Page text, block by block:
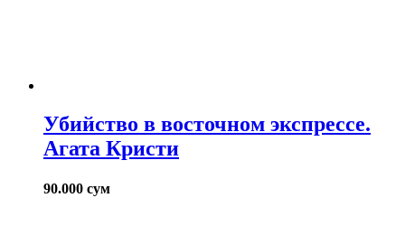
Убийство в восточном экспрессе.
Агата Кристи
90.000 сум